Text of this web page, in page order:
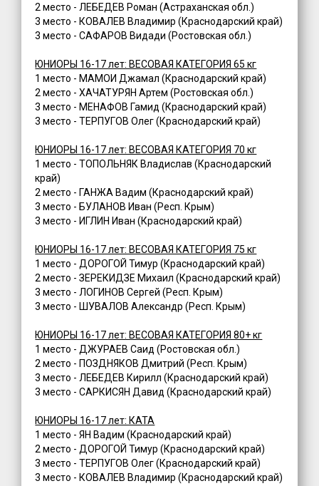
2 место - ЛЕБЕДЕВ Роман (Астраханская обл.)
3 место - КОВАЛЕВ Владимир (Краснодарский край)
3 место - САФАРОВ Видади (Ростовская обл.)
ЮНИОРЫ 16-17 лет: ВЕСОВАЯ КАТЕГОРИЯ 65 кг
1 место - МАМОИ Джамал (Краснодарский край)
2 место - ХАЧАТУРЯН Артем (Ростовская обл.)
3 место - МЕНАФОВ Гамид (Краснодарский край)
3 место - ТЕРПУГОВ Олег (Краснодарский край)
ЮНИОРЫ 16-17 лет: ВЕСОВАЯ КАТЕГОРИЯ 70 кг
1 место - ТОПОЛЬНЯК Владислав (Краснодарский
край)
2 место - ГАНЖА Вадим (Краснодарский край)
3 место - БУЛАНОВ Иван (Респ. Крым)
3 место - ИГЛИН Иван (Краснодарский край)
ЮНИОРЫ 16-17 лет: ВЕСОВАЯ КАТЕГОРИЯ 75 кг
1 место - ДОРОГОЙ Тимур (Краснодарский край)
2 место - ЗЕРЕКИДЗЕ Михаил (Краснодарский край)
3 место - ЛОГИНОВ Сергей (Респ. Крым)
3 место - ШУВАЛОВ Александр (Респ. Крым)
ЮНИОРЫ 16-17 лет: ВЕСОВАЯ КАТЕГОРИЯ 80+ кг
1 место - ДЖУРАЕВ Саид (Ростовская обл.)
2 место - ПОЗДНЯКОВ Дмитрий (Респ. Крым)
3 место - ЛЕБЕДЕВ Кирилл (Краснодарский край)
3 место - САРКИСЯН Давид (Краснодарский край)
ЮНИОРЫ 16-17 лет: КАТА
1 место - ЯН Вадим (Краснодарский край)
2 место - ДОРОГОЙ Тимур (Краснодарский край)
3 место - ТЕРПУГОВ Олег (Краснодарский край)
3 место - КОВАЛЕВ Владимир (Краснодарский край)